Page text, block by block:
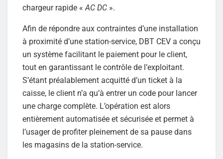
chargeur rapide « AC DC ».
Afin de répondre aux contraintes d’une installation
à proximité d’une station-service, DBT CEV a conçu
un système facilitant le paiement pour le client,
tout en garantissant le contrôle de l’exploitant.
S’étant préalablement acquitté d’un ticket à la
caisse, le client n’a qu’à entrer un code pour lancer
une charge complète. L’opération est alors
entièrement automatisée et sécurisée et permet à
l’usager de profiter pleinement de sa pause dans
les magasins de la station-service.